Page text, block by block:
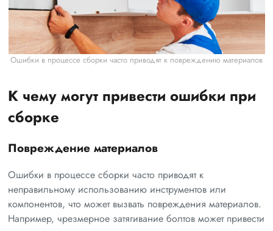
Ошибки в процессе сборки часто приводят к повреждению материалов
К чему могут привести ошибки при
сборке
Повреждение материалов
Ошибки в процессе сборки часто приводят к
неправильному использованию инструментов или
компонентов, что может вызвать повреждения материалов.
Например, чрезмерное затягивание болтов может привести